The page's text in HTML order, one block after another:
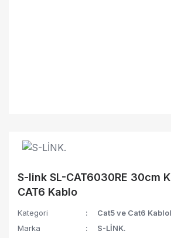
S-link SL-CAT6030RE 30cm
CAT6 Kablo
Kategori
Cat5 ve Cat6
Marka
S-LİNK.